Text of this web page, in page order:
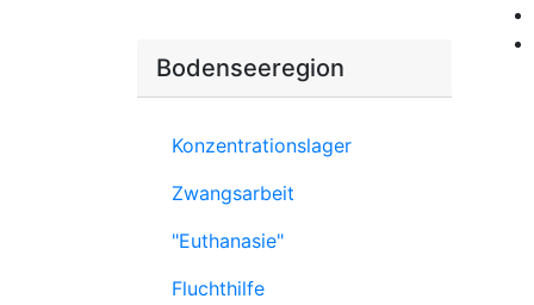
Bodenseeregion
Konzentrationslager
Zwangsarbeit
"Euthanasie"
Fluchthilfe